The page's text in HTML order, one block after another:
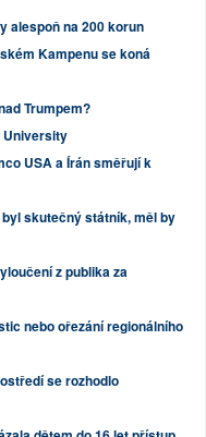
alespoň na 200 korun
Kampenu se koná
Trumpem?
University
USA a Írán směřují k
skutečný státník, měl by
z publika za
nebo ořezání regionálního
se rozhodlo